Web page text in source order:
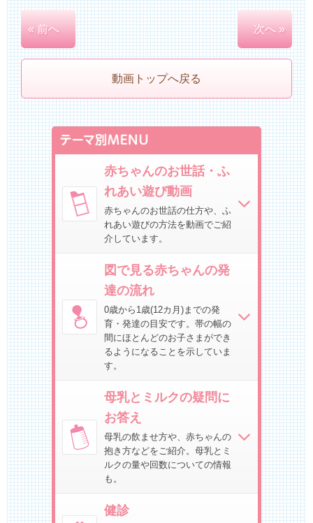
« 前へ 次へ »
動画トップへ戻る
赤ちゃんのお世話・ふ
れあい遊び動画
赤ちゃんのお世話の仕方や、ふ
れあい遊びの方法を動画でご紹
介しています。
図で見る赤ちゃんの発
達の流れ
0歳から1歳(12カ月)までの発
育・発達の目安です。帯の幅の
間にほとんどのお子さまができ
るようになることを示していま
す。
母乳とミルクの疑問に
お答え
母乳の飲ませ方や、赤ちゃんの
抱き方などをご紹介。母乳とミ
ルクの量や回数についての情報
も。
健診